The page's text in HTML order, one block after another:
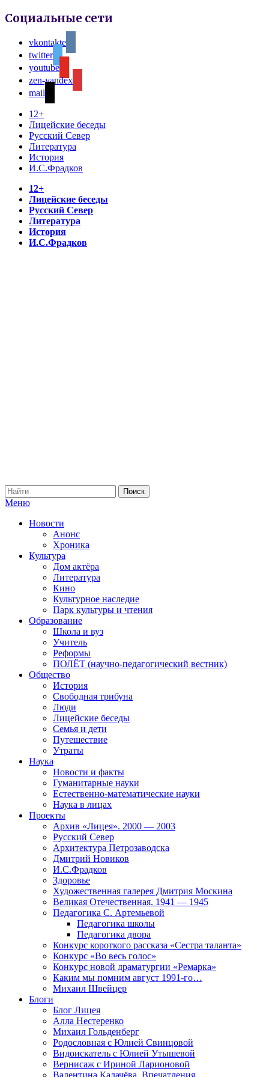
Социальные сети
vkontakte
twitter
youtube
zen-yandex
mail
12+
Лицейские беседы
Русский Север
Литература
История
И.С.Фрадков
12+
Лицейские беседы
Русский Север
Литература
История
И.С.Фрадков
Меню
Новости
Анонс
Хроника
Культура
Дом актёра
Литература
Кино
Культурное наследие
Парк культуры и чтения
Образование
Школа и вуз
Учитель
Реформы
ПОЛЁТ (научно-педагогический вестник)
Общество
История
Свободная трибуна
Люди
Лицейские беседы
Семья и дети
Путешествие
Утраты
Наука
Новости и факты
Гуманитарные науки
Естественно-математические науки
Наука в лицах
Проекты
Архив «Лицея». 2000 — 2003
Русский Север
Архитектура Петрозаводска
Дмитрий Новиков
И.С.Фрадков
Здоровье
Художественная галерея Дмитрия Москина
Великая Отечественная. 1941 — 1945
Педагогика С. Артемьевой
Педагогика школы
Педагогика двора
Конкурс короткого рассказа «Сестра таланта»
Конкурс «Во весь голос»
Конкурс новой драматургии «Ремарка»
Каким мы помним август 1991-го…
Михаил Швейцер
Блоги
Блог Лицея
Алла Нестеренко
Михаил Гольденберг
Родословная с Юлией Свинцовой
Видоискатель с Юлией Утышевой
Вернисаж с Ириной Ларионовой